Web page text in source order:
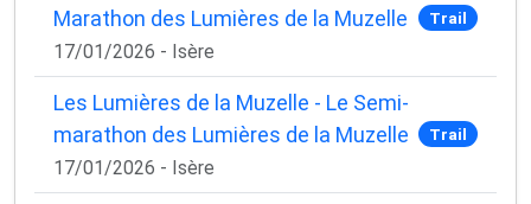
Marathon des Lumières de la Muzelle
17/01/2026 - Isère
Trail
Les Lumières de la Muzelle - Le Semi-
marathon des Lumières de la Muzelle
17/01/2026 - Isère
Trail